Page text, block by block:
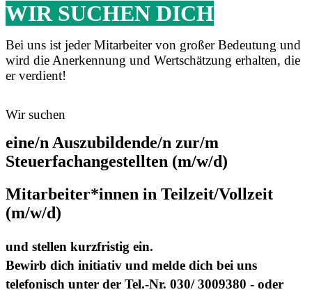
WIR SUCHEN DICH
Bei uns ist jeder Mitarbeiter von großer Bedeutung und
wird die Anerkennung und Wertschätzung erhalten, die
er verdient!
Wir suchen
eine/n Auszubildende/n zur/m
Steuerfachangestellten (m/w/d)
Mitarbeiter*innen in Teilzeit/Vollzeit
(m/w/d)
und stellen kurzfristig ein.
Bewirb dich initiativ und melde dich bei uns
telefonisch unter der Tel.-Nr. 030/ 3009380 - oder